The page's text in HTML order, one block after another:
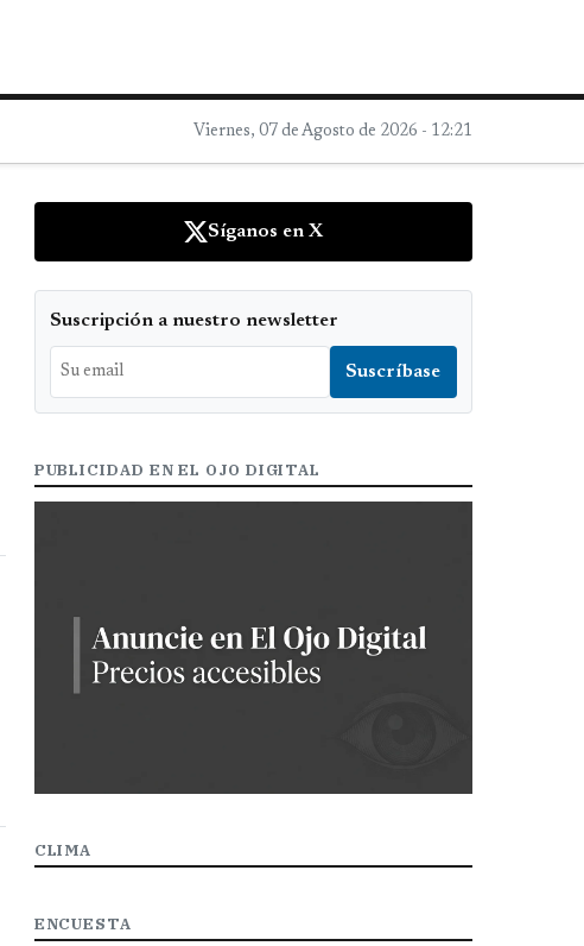
Viernes, 07 de Agosto de 2026 - 12:21
Síganos en X
Suscripción a nuestro newsletter
PUBLICIDAD EN EL OJO DIGITAL
CLIMA
ENCUESTA